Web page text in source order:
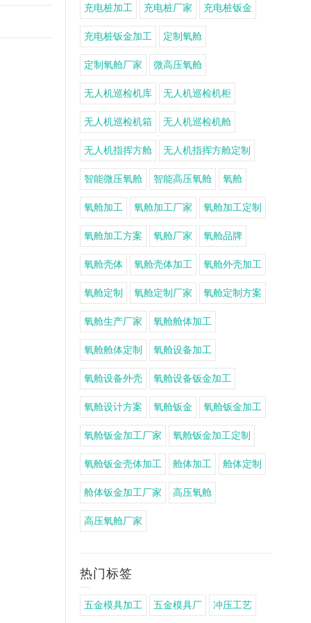
充电桩加工 充电桩厂家 充电桩钣金
充电桩钣金加工 定制氧舱
定制氧舱厂家 微高压氧舱
无人机巡检机库 无人机巡检机柜
无人机巡检机箱 无人机巡检机舱
无人机指挥方舱 无人机指挥方舱定制
智能微压氧舱 智能高压氧舱 氧舱
氧舱加工 氧舱加工厂家 氧舱加工定制
氧舱加工方案 氧舱厂家 氧舱品牌
氧舱壳体 氧舱壳体加工 氧舱外壳加工
氧舱定制 氧舱定制厂家 氧舱定制方案
氧舱生产厂家 氧舱舱体加工
氧舱舱体定制 氧舱设备加工
氧舱设备外壳 氧舱设备钣金加工
氧舱设计方案 氧舱钣金 氧舱钣金加工
氧舱钣金加工厂家 氧舱钣金加工定制
氧舱钣金壳体加工 舱体加工 舱体定制
舱体钣金加工厂家 高压氧舱
高压氧舱厂家
热门标签
五金模具加工 五金模具厂 冲压工艺